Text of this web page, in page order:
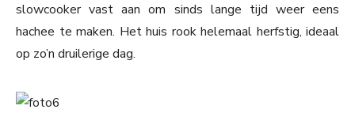
slowcooker vast aan om sinds lange tijd weer eens
hachee te maken. Het huis rook helemaal herfstig, ideaal
op zo’n druilerige dag.